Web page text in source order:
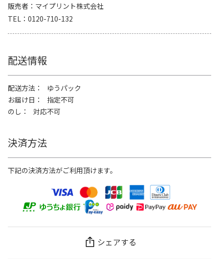
販売者
マイプリント株式会社
TEL
0120-710-132
配送情報
配送方法
ゆうパック
お届け日
指定不可
のし
対応不可
決済方法
下記の決済方法がご利用頂けます。
シェアする